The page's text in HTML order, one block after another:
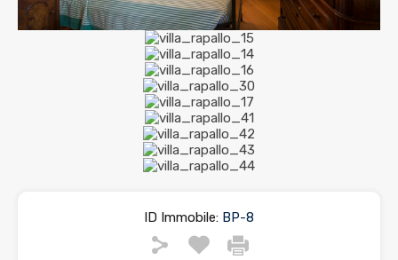
ID Immobile: BP-8